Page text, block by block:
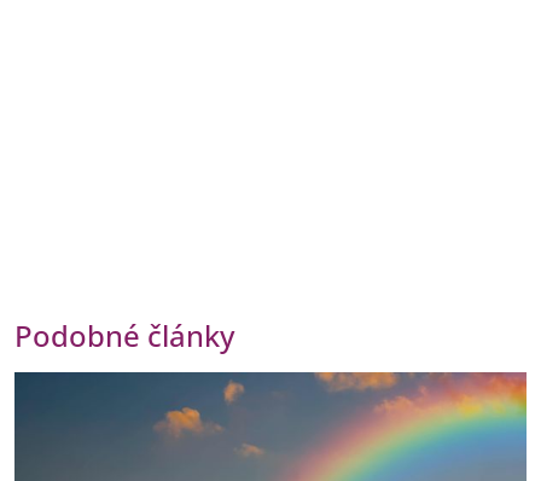
Podobné články